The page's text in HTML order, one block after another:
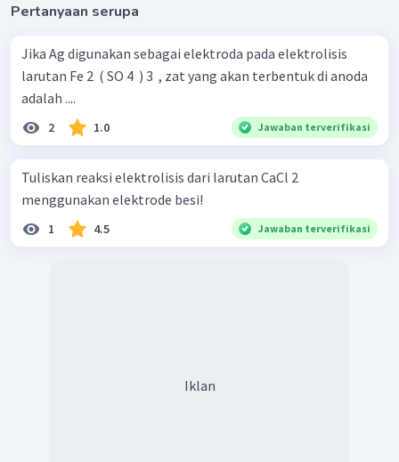
Pertanyaan serupa
Jika Ag digunakan sebagai elektroda pada elektrolisis
larutan Fe 2 ​ ( SO 4 ​ ) 3 ​ , zat yang akan terbentuk di anoda
adalah ....
2 1.0 Jawaban terverifikasi
Tuliskan reaksi elektrolisis dari larutan CaCl 2 ​
menggunakan elektrode besi!
1 4.5 Jawaban terverifikasi
Iklan